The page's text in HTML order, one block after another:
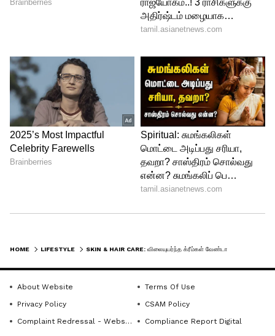
அல்லிப் பூ (Water Lily)
பிரச்சினைகளை சரிசெய்யும். அதாவது,
சருமம் சிவந்து போறது, தடிப்புகள், பருக்கள்
இருந்தா, இந்த பூவுல ஃபேஸ் மாஸ்க் செஞ்சு
முகத்துல போடுங்க. கொஞ்ச நேரம் கழிச்சு
முகத்தைக் கழுவிடுங்க.
HOME LIFESTYLE
About Website
Terms Of Use
Privacy Policy
CSAM Policy
Complaint Redressal - Website
Compliance Report Digital